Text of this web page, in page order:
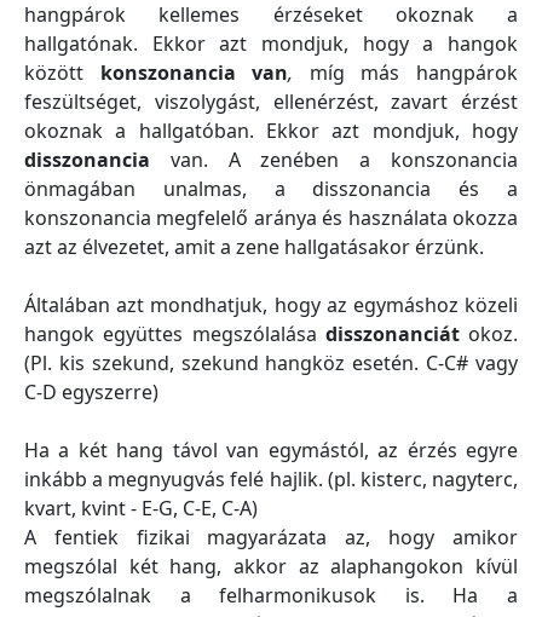
hangpárok kellemes érzéseket okoznak a
hallgatónak. Ekkor azt mondjuk, hogy a hangok
között konszonancia van,
míg más hangpárok
feszültséget, viszolygást, ellenérzést, zavart érzést
okoznak a hallgatóban. Ekkor azt mondjuk, hogy
disszonancia van. A zenében a konszonancia
önmagában unalmas, a disszonancia és a
konszonancia megfelelő aránya és használata okozza
azt az élvezetet, amit a zene hallgatásakor érzünk.
Általában azt mondhatjuk, hogy az egymáshoz közeli
hangok együttes megszólalása disszonanciát okoz.
(Pl. kis szekund, szekund hangköz esetén. C-C# vagy
C-D egyszerre)
Ha a két hang távol van egymástól, az érzés egyre
inkább a megnyugvás felé hajlik. (pl. kisterc, nagyterc,
kvart, kvint - E-G, C-E, C-A)
A fentiek fizikai magyarázata az, hogy amikor
megszólal két hang, akkor az alaphangokon kívül
megszólalnak a felharmonikusok is. Ha a